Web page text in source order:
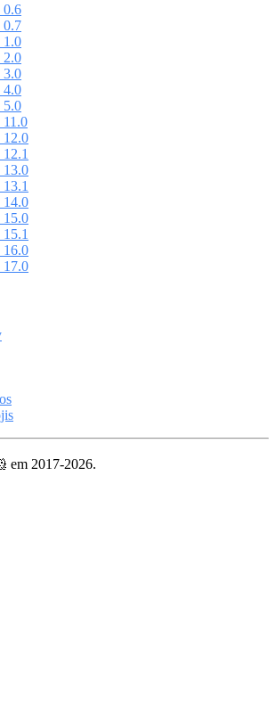
0.6
0.7
1.0
2.0
3.0
4.0
5.0
12.0
13.0
14.0
15.0
16.0
17.0
em 2017-2026.